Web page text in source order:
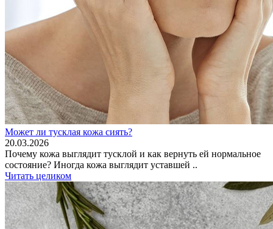
Может ли тусклая кожа сиять?
20.03.2026
Почему кожа выглядит тусклой и как вернуть ей нормальное
состояние? Иногда кожа выглядит уставшей ..
Читать целиком